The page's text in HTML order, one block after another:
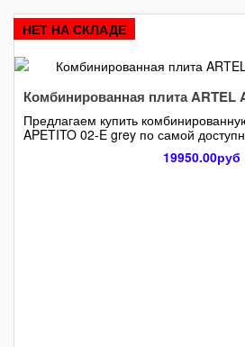
НЕТ НА СКЛАДЕ
Комбинированная плита ARTEL
Предлагаем купить
APETITO 02-E grey по самой
19950.00руб